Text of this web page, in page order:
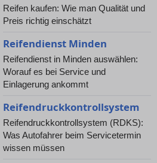
Reifen kaufen: Wie man Qualität und
Preis richtig einschätzt
Reifendienst Minden
Reifendienst in Minden auswählen:
Worauf es bei Service und
Einlagerung ankommt
Reifendruckkontrollsystem
Reifendruckkontrollsystem (RDKS):
Was Autofahrer beim Servicetermin
wissen müssen